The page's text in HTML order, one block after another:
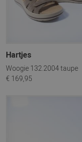
Hartjes
Woogie 132.2004 taupe
€ 169,95